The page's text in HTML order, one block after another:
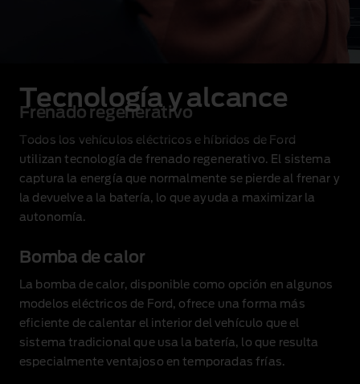
Tecnología y alcance
Frenado regenerativo
Todos los vehículos eléctricos e híbridos de Ford
utilizan tecnología de frenado regenerativo. El sistema
captura la energía que normalmente se pierde al frenar y
la devuelve a la batería, lo que ayuda a maximizar la
autonomía.
Bomba de calor
La bomba de calor, disponible como opción en algunos
modelos eléctricos de Ford, ofrece una forma más
eficiente de calentar el interior del vehículo que el
sistema tradicional que usa la batería, lo que resulta
especialmente ventajoso en temporadas frías.